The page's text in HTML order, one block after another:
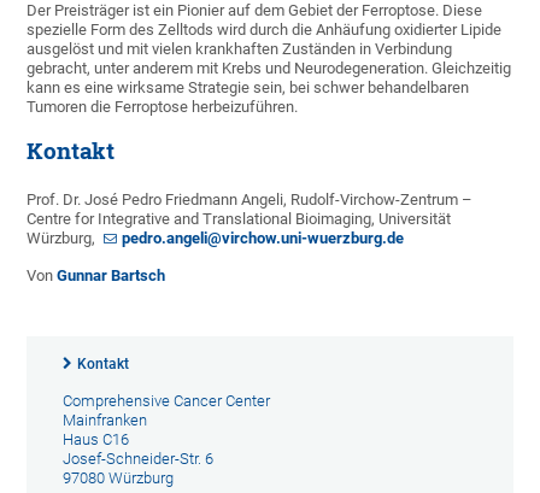
Der Preisträger ist ein Pionier auf dem Gebiet der Ferroptose. Diese
spezielle Form des Zelltods wird durch die Anhäufung oxidierter Lipide
ausgelöst und mit vielen krankhaften Zuständen in Verbindung
gebracht, unter anderem mit Krebs und Neurodegeneration. Gleichzeitig
kann es eine wirksame Strategie sein, bei schwer behandelbaren
Tumoren die Ferroptose herbeizuführen.
Kontakt
Prof. Dr. José Pedro Friedmann Angeli, Rudolf-Virchow-Zentrum –
Centre for Integrative and Translational Bioimaging, Universität
Würzburg,
pedro.angeli@virchow.uni-wuerzburg.de
VonGunnar Bartsch
Kontakt
Comprehensive Cancer Center
Mainfranken
Haus C16
Josef-Schneider-Str. 6
97080 Würzburg